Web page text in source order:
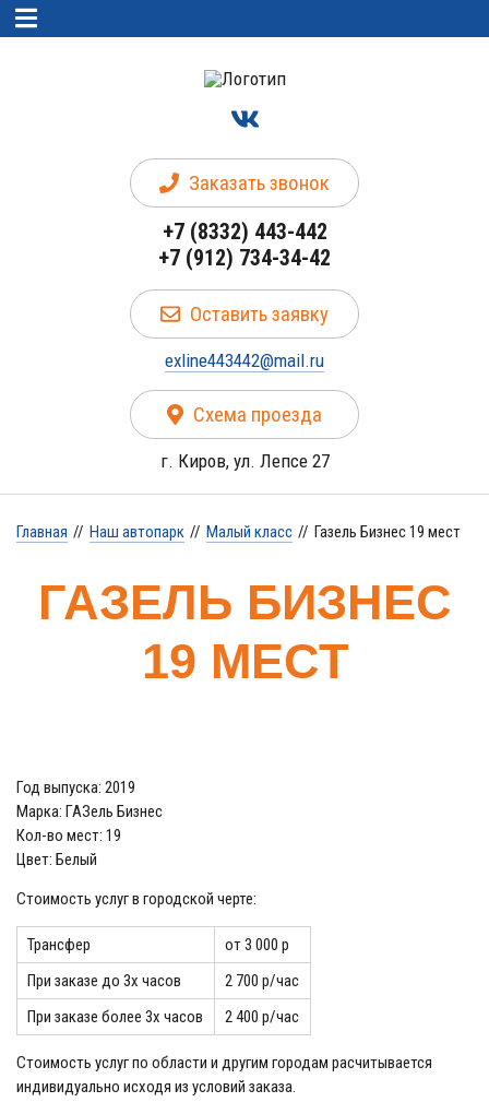
Заказать звонок
+7 (8332) 443-442
+7 (912) 734-34-42
Оставить заявку
exline443442@mail.ru
Схема проезда
г. Киров, ул. Лепсе 27
Главная // Наш автопарк // Малый класс // Газель Бизнес 19 мест
ГАЗЕЛЬ БИЗНЕС
19 МЕСТ
Год выпуска: 2019
Марка: ГАЗель Бизнес
Кол-во мест: 19
Цвет: Белый
Стоимость услуг в городской черте:
Трансфер
от 3 000 р
При заказе до 3х часов
2 700 р/час
При заказе более 3х часов
2 400 р/час
Стоимость услуг по области и другим городам расчитывается
индивидуально исходя из условий заказа.